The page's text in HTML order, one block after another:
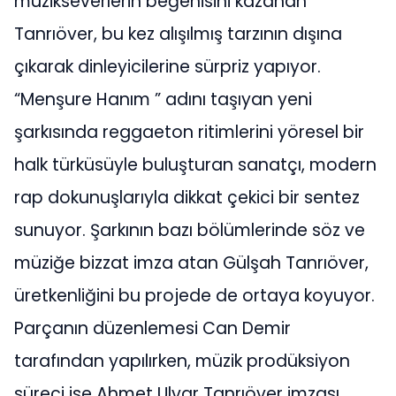
Tanrıöver, bu kez alışılmış tarzının dışına
çıkarak dinleyicilerine sürpriz yapıyor.
“Menşure Hanım ” adını taşıyan yeni
şarkısında reggaeton ritimlerini yöresel bir
halk türküsüyle buluşturan sanatçı, modern
rap dokunuşlarıyla dikkat çekici bir sentez
sunuyor. Şarkının bazı bölümlerinde söz ve
müziğe bizzat imza atan Gülşah Tanrıöver,
üretkenliğini bu projede de ortaya koyuyor.
Parçanın düzenlemesi Can Demir
tarafından yapılırken, müzik prodüksiyon